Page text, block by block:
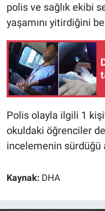
polis ve sağlık ekibi
yaşamını yitirdiğini
Polis olayla ilgili 1
okuldaki öğrenciler
incelemenin sürdüğü
Kaynak: DHA
Haber
İlan
Kimdir
Koronavirüs
Kültür Sanat
Ne demişti
Nedir